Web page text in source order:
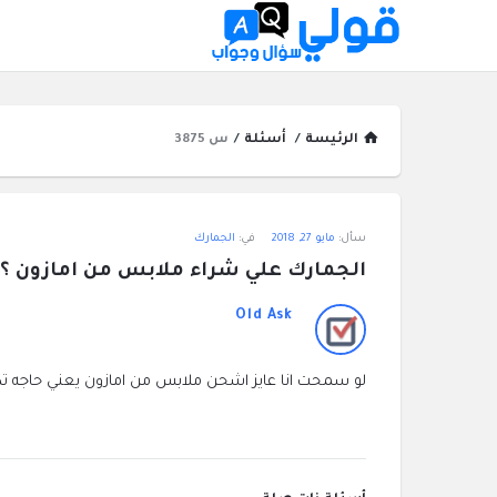
الرئيسة / أسئلة / س 3875
سؤال
وجواب
الاحدث
أسئلة
سأل: مايو 27, 2018 في: الجمارك
الجمارك علي شراء ملابس من امازون ؟
Old Ask
لو سمحت انا عايز اشحن ملابس من امازون يعني حاجه تكلفتها 7 دولار عايز اعرف حتكلف جمارك